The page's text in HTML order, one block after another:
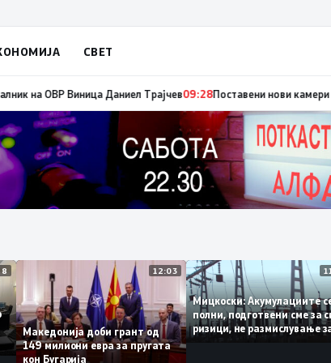
СВЕТ
Петров09:29Работна средба на градоначалникот
12:18 12:03
Македонија доби грант од
149 милиони евра за пругата
кон Бугарија
Мицкоски:
полни, подготвени сме
ризици, не
поскапување на